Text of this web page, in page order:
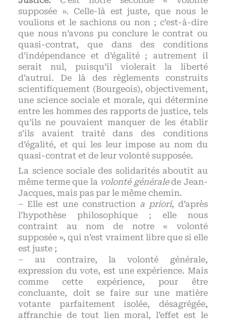
supposée ». Celle-là est juste, que nous le
voulions et le sachions ou non ; c’est-à-dire
que nous n’avons pu conclure le contrat ou
quasi-contrat, que dans des conditions
d’indépendance et d’égalité ; autrement il
serait nul, puisqu’il violerait la liberté
d’autrui. De là des règlements construits
scientifiquement (Bourgeois), objectivement,
une science sociale et morale, qui détermine
entre les hommes des rapports de justice, tels
qu’ils ne pouvaient manquer de les établir
s’ils avaient traité dans des conditions
d’égalité, et qui les leur impose au nom du
quasi-contrat et de leur volonté supposée.
La science sociale des solidarités aboutit au
même terme que la volonté généralede Jean-
Jacques, mais pas par le même chemin.
– Elle est une construction a priori, d’après
l’hypothèse philosophique ; elle nous
contraint au nom de notre « volonté
supposée », qui n’est vraiment libre que si elle
est juste ;
– au contraire, la volonté générale,
expression du vote, est une expérience. Mais
comme cette expérience, pour être
concluante, doit se faire sur une matière
votante parfaitement isolée, désagrégée,
affranchie de tout lien moral, l’effet est le